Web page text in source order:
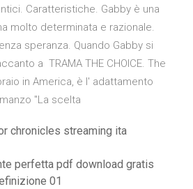
Caratteristiche. Gabby è una
molto determinata e razionale.
speranza. Quando Gabby si
a TRAMA THE CHOICE. The
in America, è l' adattamento
"La scelta
chronicles streaming ita
perfetta pdf download gratis
01